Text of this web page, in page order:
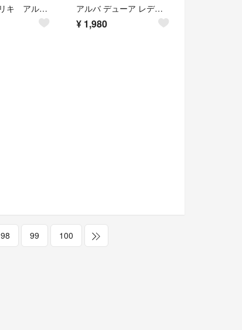
セイコー リキ アルバ 腕時計 見やすい 数字 皮ベルト 白文字盤 アルバ デューア レディース ウォッチ
¥ 1,980
98 99 100